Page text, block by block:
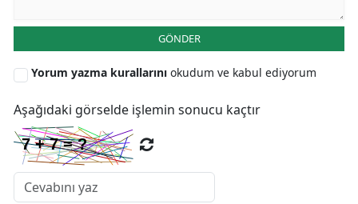
GÖNDER
Yorum yazma kurallarını okudum ve kabul ediyorum
Aşağıdaki görselde işlemin sonucu kaçtır